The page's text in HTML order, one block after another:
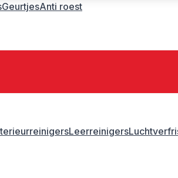
GeurtjesAnti roest
Leerreinigers